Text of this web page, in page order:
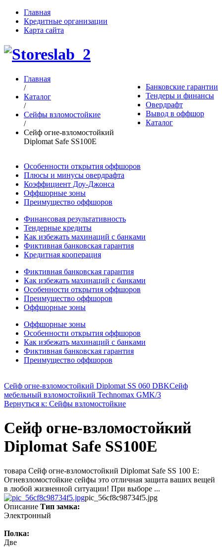
Главная
Кредитные организации
Карта сайта
Банковские гарантии
Тендеры и финансы
Овердрафт
Вывод в оффшор
Каталог
Главная
/
Каталог
/
Сейфы взломостойкие
/
Сейф огне-взломостойкий
Diplomat Safe SS100E
Особенности открытия оффшоров
Плюсы и минусы овердрафта
Коэффициент Доу-Джонса
Оффшорные зоны
Преимущество оффшоров
Финансовая результативность
Тендерные кредиты
Как избежать махинаций с банками
Фиктивная банковская гарантия
Кредитная кооперация
Фиктивная банковская гарантия
Как избежать махинаций с банками
Особенности открытия оффшоров
Преимущество оффшоров
Оффшорные зоны
Оффшорные зоны
Особенности открытия оффшоров
Как избежать махинаций с банками
Фиктивная банковская гарантия
Преимущество оффшоров
Сейф огне-взломостойкий Diplomat SS 060 DBKСейф
мебельный взломостойкий Technomax GMK/3
Вернуться к: Сейфы взломостойкие
Сейф огне-взломостойкий
Diplomat Safe SS100E
товара Сейф огне-взломостойкий Diplomat Safe SS 100 E:
Огневзломостойкие сейфы это отличная защита ваших вещей
в любой жизненной ситуации! При выборе ...
pic_56cf8c98734f5.jpg
Описание Тип замка:
Электронный
Полка:
Две